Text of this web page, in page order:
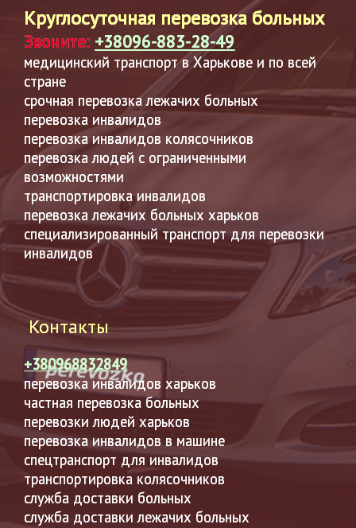
Круглосуточная перевозка больных
Звоните: +38096-883-28-49
медицинский транспорт в Харькове и по всей
стране
срочная перевозка лежачих больных
перевозка инвалидов
перевозка инвалидов колясочников
перевозка людей с ограниченными
возможностями
транспортировка инвалидов
перевозка лежачих больных харьков
специализированный транспорт для перевозки
инвалидов
Контакты
+380968832849
перевозка инвалидов харьков
частная перевозка больных
перевозки людей харьков
перевозка инвалидов в машине
спецтранспорт для инвалидов
транспортировка колясочников
служба доставки больных
служба доставки лежачих больных